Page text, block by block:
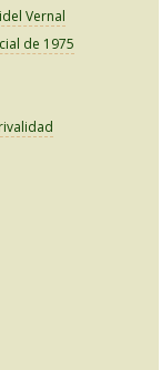
Vernal
de 1975